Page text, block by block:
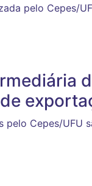
pelo Cepes/
pelo Cepes/UFU